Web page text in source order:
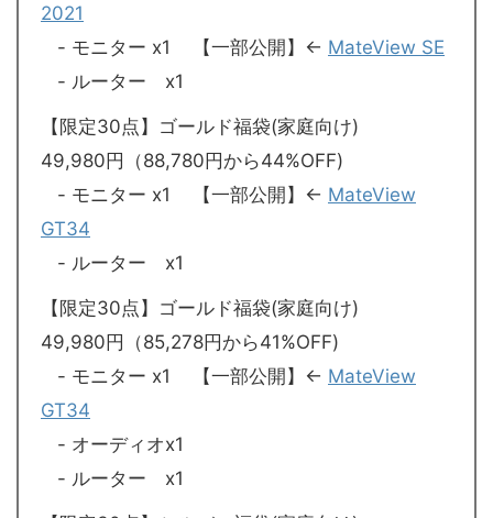
2021
- モニター x1 【一部公開】← MateView SE
- ルーター x1
【限定30点】ゴールド福袋(家庭向け)
49,980円（88,780円から44%OFF)
- モニター x1 【一部公開】← MateView
GT34
- ルーター x1
【限定30点】ゴールド福袋(家庭向け)
49,980円（85,278円から41%OFF)
- モニター x1 【一部公開】← MateView
GT34
- オーディオx1
- ルーター x1